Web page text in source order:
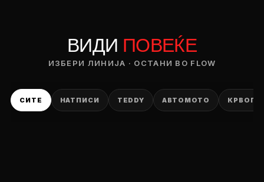
ВИДИ ПОВЕЌЕ
ИЗБЕРИ ЛИНИЈА · ОСТАНИ ВО FLOW
СИТЕ НАТПИСИ TEDDY АВТОМОТО